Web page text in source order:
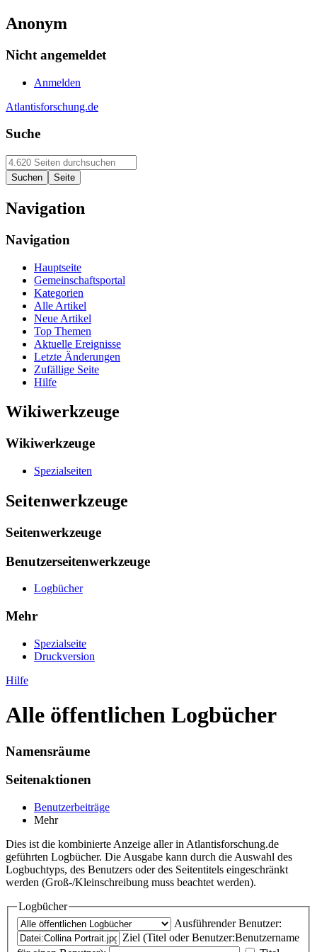
Anonym
Nicht angemeldet
Anmelden
Atlantisforschung.de
Suche
Navigation
Navigation
Hauptseite
Gemeinschaftsportal
Kategorien
Alle Artikel
Neue Artikel
Top Themen
Aktuelle Ereignisse
Letzte Änderungen
Zufällige Seite
Hilfe
Wikiwerkzeuge
Wikiwerkzeuge
Spezialseiten
Seitenwerkzeuge
Seitenwerkzeuge
Benutzerseitenwerkzeuge
Logbücher
Mehr
Spezialseite
Druckversion
Hilfe
Alle öffentlichen Logbücher
Namensräume
Seitenaktionen
Benutzerbeiträge
Mehr
Dies ist die kombinierte Anzeige aller in Atlantisforschung.de
geführten Logbücher. Die Ausgabe kann durch die Auswahl des
Logbuchtyps, des Benutzers oder des Seitentitels eingeschränkt
werden (Groß-/Kleinschreibung muss beachtet werden).
Logbücher
Ausführender Benutzer:
Ziel (Titel oder Benutzer:Benutzername